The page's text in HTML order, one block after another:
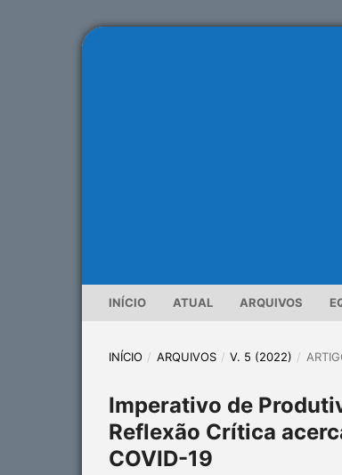
INÍCIO ATUAL ARQUIVOS
INÍCIO / ARQUIVOS / V. 5 (2022) /
Imperativo de
Reflexão Crítica
COVID-19